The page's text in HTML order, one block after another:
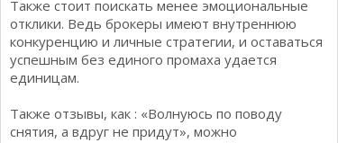
Также стоит поискать менее эмоциональные
отклики. Ведь брокеры имеют внутреннюю
конкуренцию и личные стратегии, и оставаться
успешным без единого промаха удается
единицам.
Также отзывы, как : «Волнуюсь по поводу
снятия, а вдруг не придут», можно